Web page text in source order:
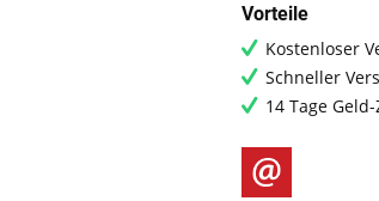
Vorteile
Kostenloser
Schneller
14 Tage